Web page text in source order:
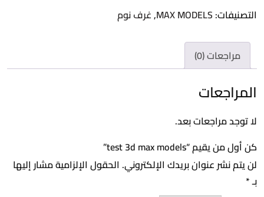
max
التصنيفات: MAX MODELS
,غرف نوم
مراجعات (0)
المراجعات
لا توجد مراجعات بعد.
كن أول من يقيم “test 3d max models”
لن يتم نشر عنوان بريدك الإلكتروني. الحقول الإلزامية مشار إليها
بـ*